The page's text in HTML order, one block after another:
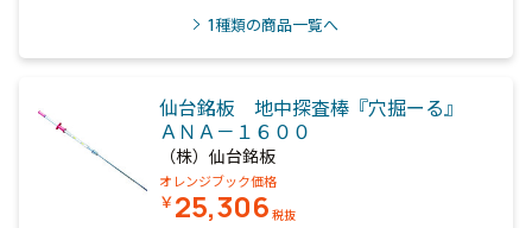
1種類の商品一覧へ
仙台銘板 地中探査棒『穴掘ーる』
ＡＮＡ－１６００
（株）仙台銘板
オレンジブック価格
￥25,306 税抜